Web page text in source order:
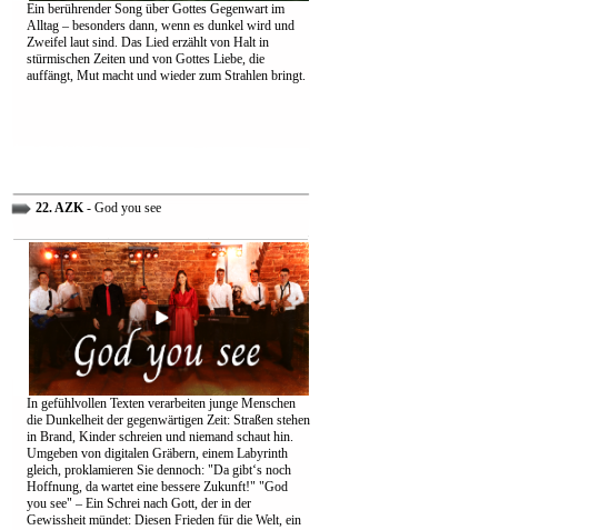
Ein berührender Song über Gottes Gegenwart im
Alltag – besonders dann, wenn es dunkel wird und
Zweifel laut sind. Das Lied erzählt von Halt in
stürmischen Zeiten und von Gottes Liebe, die
auffängt, Mut macht und wieder zum Strahlen bringt.
22. AZK- God you see
In gefühlvollen Texten verarbeiten junge Menschen
die Dunkelheit der gegenwärtigen Zeit: Straßen stehen
in Brand, Kinder schreien und niemand schaut hin.
Umgeben von digitalen Gräbern, einem Labyrinth
gleich, proklamieren Sie dennoch: "Da gibt‘s noch
Hoffnung, da wartet eine bessere Zukunft!" "God
you see" – Ein Schrei nach Gott, der in der
Gewissheit mündet: Diesen Frieden für die Welt, ein